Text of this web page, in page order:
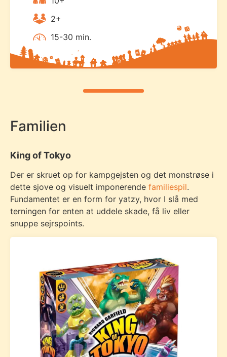
2+
15-30 min.
Familien
King of Tokyo
Der er skruet op for kampgejsten og det monstrøse i
dette sjove og visuelt imponerende familiespil.
Fundamentet er en form for yatzy, hvor I slå med
terningen for enten at uddele skade, få liv eller
snuppe sejrspoints.